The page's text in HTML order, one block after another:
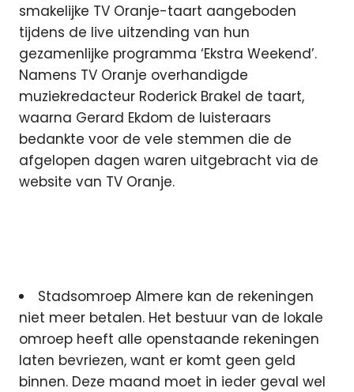
smakelijke TV Oranje-taart aangeboden
tijdens de live uitzending van hun
gezamenlijke programma ‘Ekstra Weekend’.
Namens TV Oranje overhandigde
muziekredacteur Roderick Brakel de taart,
waarna Gerard Ekdom de luisteraars
bedankte voor de vele stemmen die de
afgelopen dagen waren uitgebracht via de
website van TV Oranje.
Stadsomroep Almere kan de rekeningen
niet meer betalen. Het bestuur van de lokale
omroep heeft alle openstaande rekeningen
laten bevriezen, want er komt geen geld
binnen. Deze maand moet in ieder geval wel